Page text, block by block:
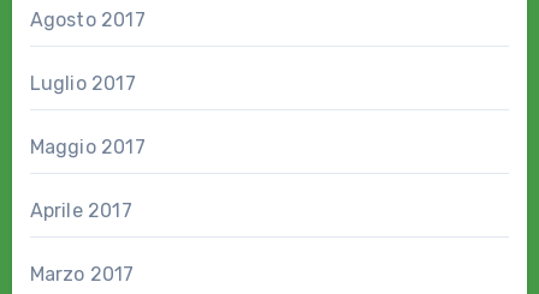
Agosto 2017
Luglio 2017
Maggio 2017
Aprile 2017
Marzo 2017